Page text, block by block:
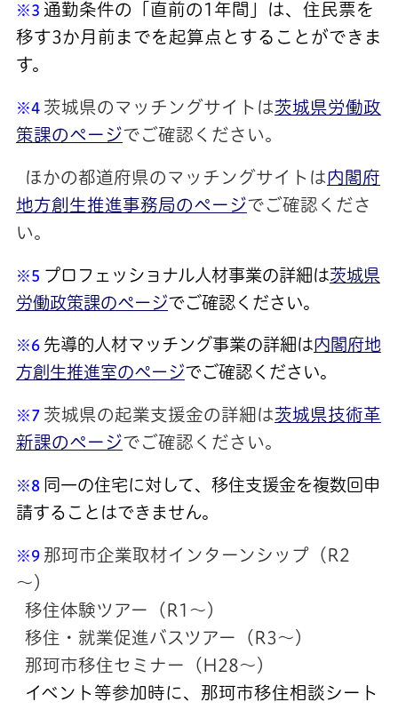
※3 通勤条件の「直前の1年間」は、住民票を
移す3か月前までを起算点とすることができま
す。
※4 茨城県の マッチングサイトは茨城県労働政
策課のページでご確認ください。
ほかの都道府県のマッチングサイトは 内閣府
地方創生推進事務局のページでご確認くださ
い。
※5 プロフェッショナル人材事業の詳細は茨城県
労働政策課のページでご確認ください。
※6 先導的人材マッチング事業の詳細は内閣府地
方創生推進室のページでご確認ください。
※7 茨城県の起業支援金の詳細は茨城県技術革
新課のページでご確認ください。
※8 同一の住宅に対して、移住支援金を複数回申
請することはできません。
※9 那珂市企業取材インターンシップ（R2
～）
移住体験ツアー（R1～）
移住・就業促進バスツアー（R3～）
那珂市移住セミナー（H28～）
イベント等参加時に、那珂市移住相談シート